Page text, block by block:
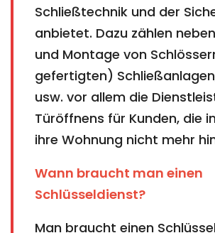
Schließtechnik und der
anbietet. Dazu zählen
und Montage von
gefertigten)
usw. vor allem die
Türöffnens für Kunden, die
ihre Wohnung nicht mehr
Wann braucht man einen
Schlüsseldienst?
Man braucht einen